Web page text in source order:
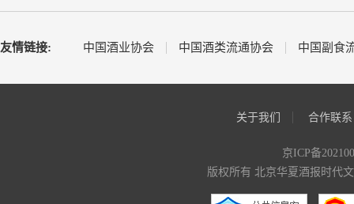
友情链接: 中国酒业协会 中国酒类流通协会 中国副食
关于我们 合作联系
京ICP备
版权所有 北京华夏酒报时代文